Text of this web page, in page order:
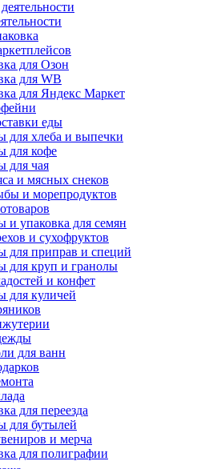
для Озон
для WB
для Яндекс Маркет
еды
для хлеба и выпечки
для кофе
для чая
и мясных снеков
и морепродуктов
и упаковка для семян
и сухофруктов
для приправ и специй
для круп и гранолы
и конфет
для куличей
для ванн
для переезда
для бутылей
и мерча
для полиграфии